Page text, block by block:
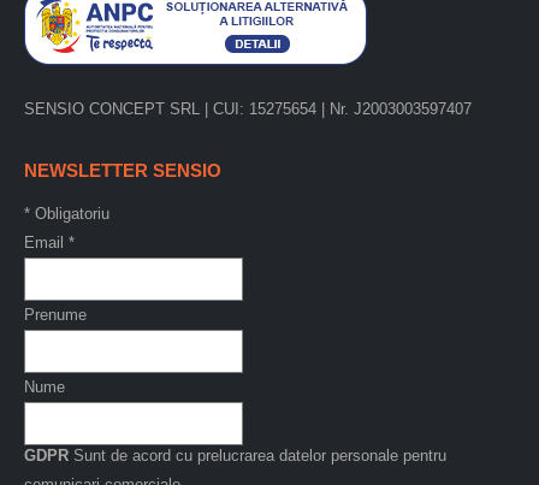
SENSIO CONCEPT SRL | CUI: 15275654 | Nr. J2003003597407
NEWSLETTER SENSIO
* Obligatoriu
Email *
Prenume
Nume
GDPR Sunt de acord cu prelucrarea datelor personale pentru